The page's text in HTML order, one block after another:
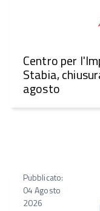
Centro per
Stabia,
agosto
Pubblicato:
04 Agosto
2026